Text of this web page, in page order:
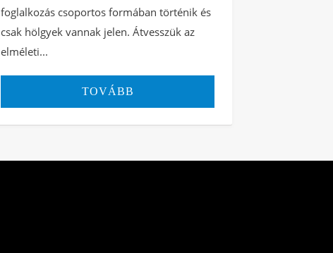
foglalkozás csoportos formában történik és
csak hölgyek vannak jelen. Átvesszük az
elméleti...
TOVÁBB